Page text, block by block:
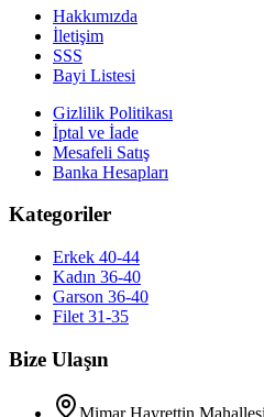
Hakkımızda
İletişim
SSS
Bayi Listesi
Gizlilik Politikası
İptal ve İade
Mesafeli Satış
Banka Hesapları
Kategoriler
Erkek 40-44
Kadın 36-40
Garson 36-40
Filet 31-35
Bize Ulaşın
Mimar Hayrettin